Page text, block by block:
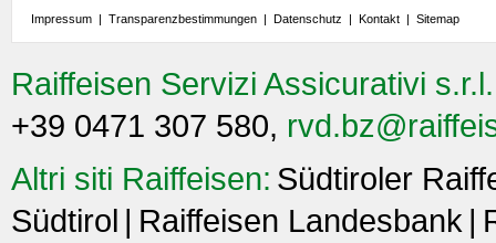
Impressum | Transparenzbestimmungen | Datenschutz | Kontakt | Sitemap
Raiffeisen Servizi Assicurativi s.r.l.
+39 0471 307 580,
Altri siti Raiffeisen: Südtiroler
Südtirol
Raiffeisen Landesbank